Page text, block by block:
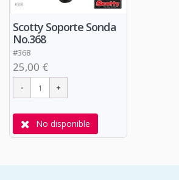
Scotty Soporte Sonda
No.368
#368
25,00 €
No disponible